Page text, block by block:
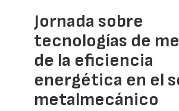
Jornada sobre
tecnologías de
de la eficiencia
energética en el
metalmecánico